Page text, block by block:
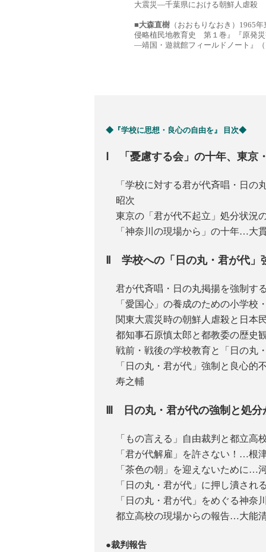
大震災―千葉県における朝鮮人虐殺
■大森直樹（おおもりなおき）1965
侵略植民地教育史 第１巻』『原発
―靖国・遊就館フィールドノート』
◆『学校に思想・良心の自由を』 目次◆
Ⅰ 「憂慮する会」の十年、東京
「学校に対する君が代斉唱・日
昭次
東京の「君が代不起立」処分状況
「神奈川の現場から」の十年…大
Ⅱ 学校への「日の丸・君が代」
君が代斉唱・日の丸掲揚を強制す
「愛国心」の養成のための小学
関東大震災時の朝鮮人虐殺と日本
都知事石原慎太郎と都教委の歴史
戦前・戦後の学校教育と「日の丸
「日の丸・君が代」強制と良心
寿之輔
Ⅲ 日の丸・君が代の強制と処分
「もの言える」自由裁判と都立高
「君が代解雇」を許さない！…根
「茶色の朝」を迎えないために…
「日の丸・君が代」に押し潰さ
「日の丸・君が代」をめぐる神奈
都立高校の現場からの報告…大能
●裁判報告